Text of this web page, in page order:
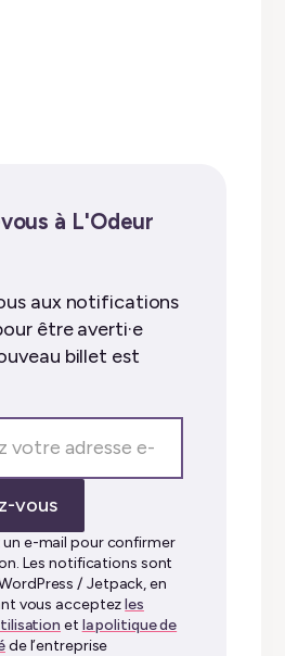
à L'Odeur
aux notifications
être averti·e
billet est
vous
un e-mail pour confirmer
Les notifications sont
/ Jetpack, en
vous acceptezles
et la politique de
de l’entreprise